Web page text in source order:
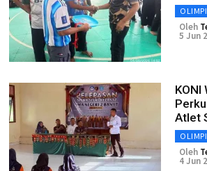
Oleh
5 Jun
KONI
Atlet
Oleh
4 Jun